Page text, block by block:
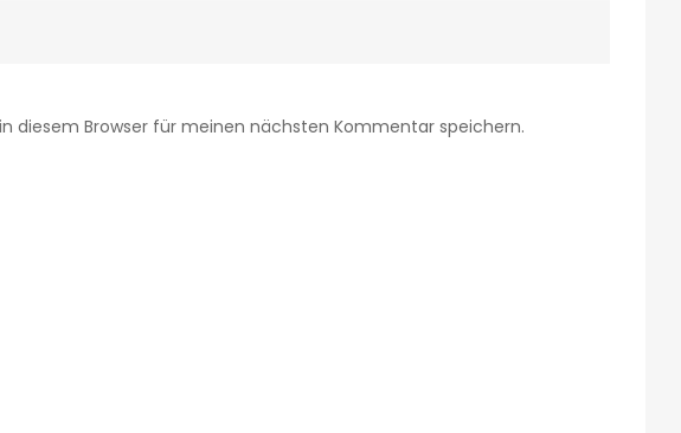
diesem Browser für meinen nächsten Kommentar speichern.